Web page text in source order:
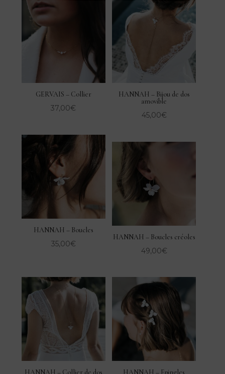
GERVAIS – Collier
37,00€
HANNAH – Bijou de dos
amovible
45,00€
HANNAH – Boucles
35,00€
HANNAH – Boucles créoles
49,00€
HANNAH – Collier de dos HANNAH – Epingles